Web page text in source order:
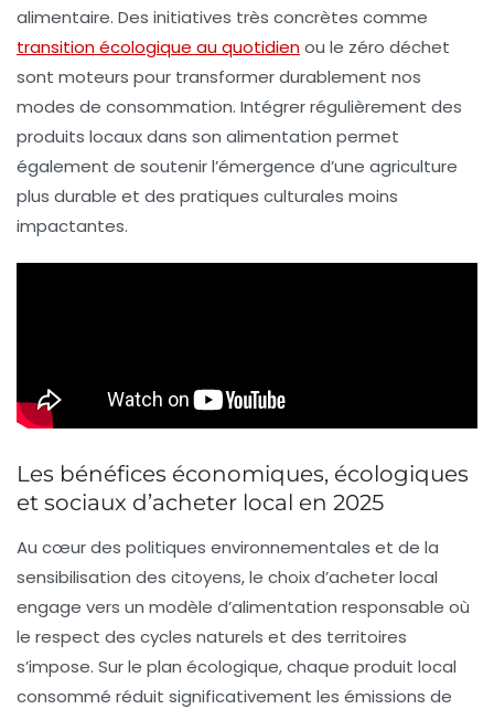
alimentaire. Des initiatives très concrètes comme
transition écologique au quotidienou le zéro déchet
sont moteurs pour transformer durablement nos
modes de consommation. Intégrer régulièrement des
produits locaux dans son alimentation permet
également de soutenir l’émergence d’une agriculture
plus durable et des pratiques culturales moins
impactantes.
Les bénéfices économiques, écologiques
et sociaux d’acheter local en 2025
Au cœur des politiques environnementales et de la
sensibilisation des citoyens, le choix d’acheter local
engage vers un modèle d’alimentation responsable où
le respect des cycles naturels et des territoires
s’impose. Sur le plan écologique, chaque produit local
consommé réduit significativement les émissions de